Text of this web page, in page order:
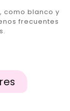
como blanco y
frecuentes